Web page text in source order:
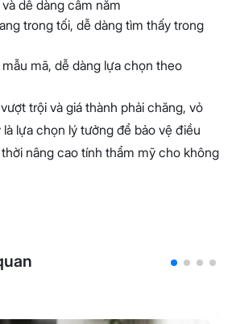
dễ dàng cầm nắm
trong tối, dễ dàng tìm thấy trong
mã, dễ dàng lựa chọn theo
trội và giá thành phải chăng, vỏ
lựa chọn lý tưởng để bảo vệ điều
nâng cao tính thẩm mỹ cho không